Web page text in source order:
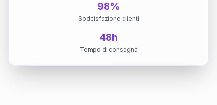
98%
Soddisfazione clienti
48h
Tempo di consegna